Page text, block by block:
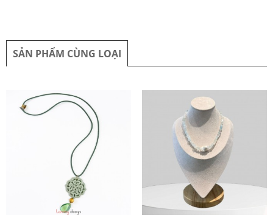
SẢN PHẨM CÙNG LOẠI